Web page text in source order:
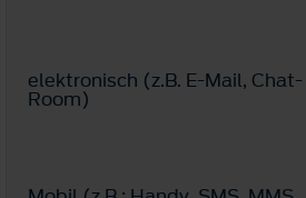
elektronisch (z.B. E-Mail, Chat-
Room)